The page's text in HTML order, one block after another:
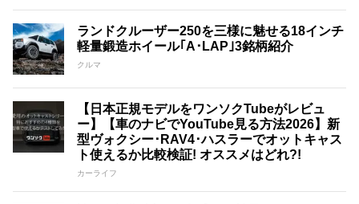
ランドクルーザー250を三様に魅せる18インチ
軽量鍛造ホイール｢A･LAP｣3銘柄紹介
クルマ
【日本正規モデルをワンソクTubeがレビュ
ー】【車のナビでYouTube見る方法2026】新
型ヴォクシー･RAV4･ハスラーでオットキャス
ト使えるか比較検証! オススメはどれ?!
カーライフ